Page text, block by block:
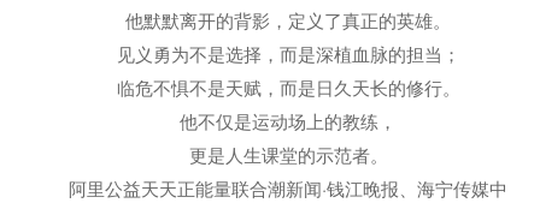
他默默离开的背影，定义了真正的英雄。
见义勇为不是选择，而是深植血脉的担当；
临危不惧不是天赋，而是日久天长的修行。
他不仅是运动场上的教练，
更是人生课堂的示范者。
阿里公益天天正能量联合潮新闻·钱江晚报、海宁传媒中